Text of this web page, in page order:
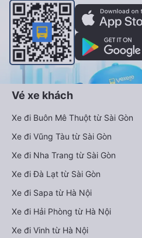
Vé xe khách
Xe đi Buôn Mê Thuột từ Sài Gòn
Xe đi Vũng Tàu từ Sài Gòn
Xe đi Nha Trang từ Sài Gòn
Xe đi Đà Lạt từ Sài Gòn
Xe đi Sapa từ Hà Nội
Xe đi Hải Phòng từ Hà Nội
Xe đi Vinh từ Hà Nội